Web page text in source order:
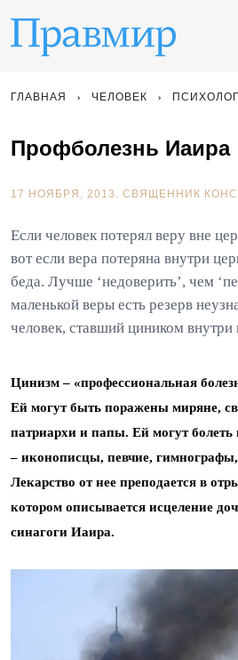
ГЛАВНАЯ ЧЕЛОВЕК
Профболезнь Иаира
17 НОЯБРЯ, 2013. СВЯЩЕННИК
Если человек потерял веру вне
вот если вера потеряна внутри
беда. Лучше ‘недоверить’, чем
маленькой веры есть резерв
человек, ставший циником внутри
Цинизм – «профессиональная
Ей могут быть поражены миряне,
патриархи и папы. Ей могут
– иконописцы, певчие,
Лекарство от нее преподается в
котором описывается исцеление
синагоги Иаира.